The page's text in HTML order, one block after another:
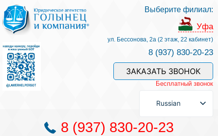
Услуги и наши специалисты
Оплата услуг
Задать вопрос
Контакты
Выберите филиал:
Уфа
ул. Бессонова, 2а (2 этаж, 22 кабинет)
8 (937) 830-20-23
ЗАКАЗАТЬ ЗВОНОК
Бесплатный звонок
Russian
8 (937) 830-20-23